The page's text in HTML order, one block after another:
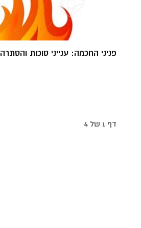
פניני החכמה: ענייני סוכות והסתרה
דף 1 של 4